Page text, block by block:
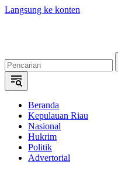
Langsung ke konten
Beranda
Kepulauan Riau
Nasional
Hukrim
Politik
Advertorial